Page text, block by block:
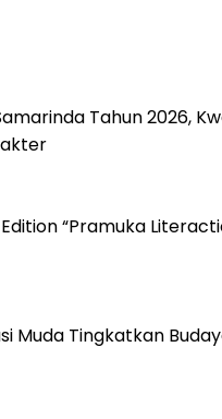
Tahun 2026,
“Pramuka
Muda Tingkatkan